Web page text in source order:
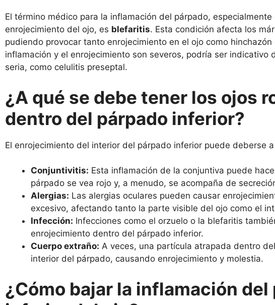
El término médico para la inflamación del párpado,
enrojecimiento del ojo, es blefaritis. Esta condición afecta los
pudiendo provocar tanto enrojecimiento en el ojo como
inflamación y el enrojecimiento son severos, podría ser indicativo
seria, como celulitis preseptal.
¿A qué se debe tener los ojos
dentro del párpado inferior?
El enrojecimiento del interior del párpado inferior puede deberse
Conjuntivitis: Esta inflamación de la conjuntiva puede
párpado se vea rojo y, a menudo, se acompaña de
Alergias: Las alergias oculares pueden causar
excesivo, afectando tanto la parte visible del ojo como el
Infección: Infecciones como el orzuelo o la blefaritis
enrojecimiento dentro del párpado inferior.
Cuerpo extraño: A veces, una partícula atrapada dentro
interior del párpado, causando enrojecimiento y molestia.
¿Cómo bajar la inflamación del